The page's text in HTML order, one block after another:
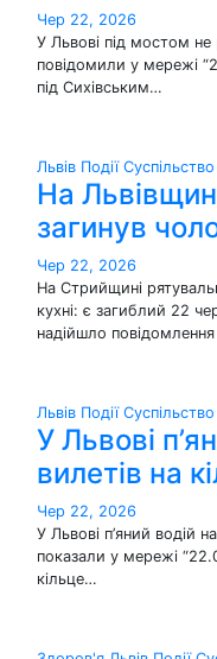
Чер 22, 2026
У Львові під мостом
повідомили у мережі
під Сихівським…
Львів Події Суспільство
На
загинув
Чер 22, 2026
На Стрийщині
кухні: є загиблий 22
надійшло
Львів Події Суспільство
У Львові
вилетів на
Чер 22, 2026
У Львові п’яний водій
показали у мережі
кільце…